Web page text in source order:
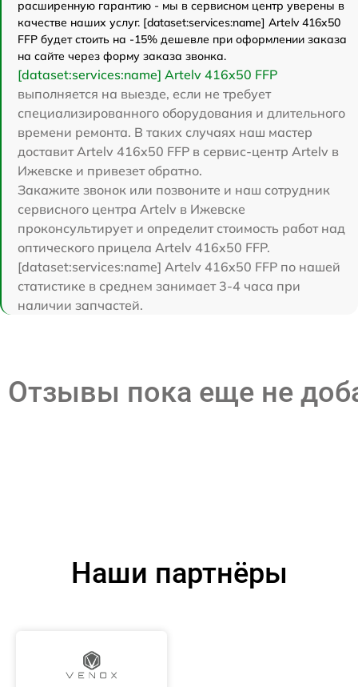
расширенную гарантию - мы в сервисном центр уверены в
качестве наших услуг. [dataset:services:name] Artelv 416x50
FFP будет стоить на -15% дешевле при оформлении заказа
на сайте через форму заказа звонка.
[dataset:services:name] Artelv 416x50 FFP
выполняется на выезде, если не требует
специализированного оборудования и длительного
времени ремонта. В таких случаях наш мастер
доставит Artelv 416x50 FFP в сервис-центр Artelv в
Ижевске и привезет обратно.
Закажите звонок или позвоните и наш сотрудник
сервисного центра Artelv в Ижевске
проконсультирует и определит стоимость работ над
оптического прицела Artelv 416x50 FFP.
[dataset:services:name] Artelv 416x50 FFP по нашей
статистике в среднем занимает 3-4 часа при
наличии запчастей.
Отзывы пока еще не
Наши партнёры